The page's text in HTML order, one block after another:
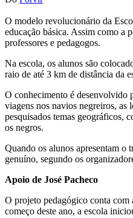
O modelo revolucionário da
educação básica. Assim como a
professores e pedagogos.
Na escola, os alunos são
raio de até 3 km de distância da
O conhecimento é desenvolvido
viagens nos navios negreiros, as
pesquisados temas geográficos,
os negros.
Quando os alunos apresentam o
genuíno, segundo os
Apoio de José Pacheco
O projeto pedagógico conta com
começo deste ano, a escola